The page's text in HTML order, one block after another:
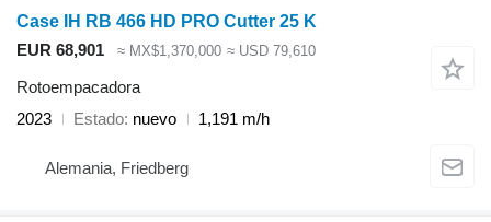
Case IH RB 466 HD PRO Cutter 25 K
EUR 68,901
≈ MX$1,370,000 ≈ USD 79,610
Rotoempacadora
2023
Estado nuevo 1,191 m/h
Alemania, Friedberg